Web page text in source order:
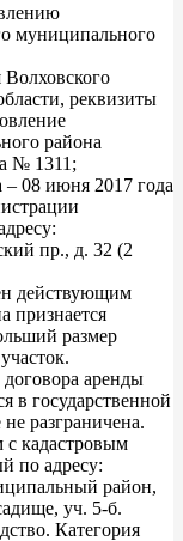
муниципального
реквизиты
района
№ 1311;
– 08 июня 2017 года
пр., д. 32 (2
действующим
признается
размер
аренды
в государственной
разграничена.
кадастровым
по адресу:
район,
уч. 5-б.
Категория